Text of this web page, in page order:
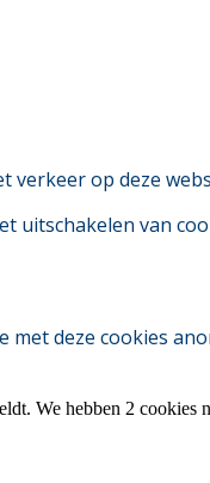
op deze
van
deze cookies
We hebben 2